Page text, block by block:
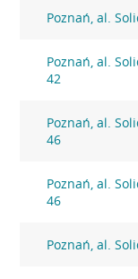
Poznań, al.
Poznań, al.
42
Poznań, al.
46
Poznań, al.
46
Poznań, al.